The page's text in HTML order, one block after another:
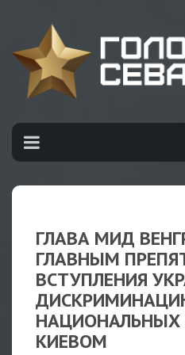
ГЛАВА МИД
ГЛАВНЫМ
ВСТУПЛЕНИЯ
КИЕВОМ